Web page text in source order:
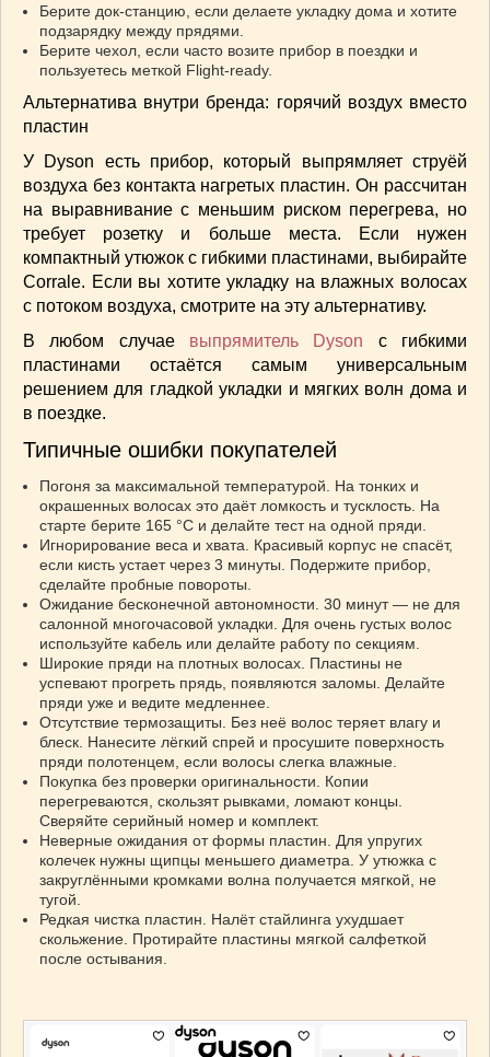
Берите док-станцию, если делаете укладку дома и хотите
подзарядку между прядями.
Берите чехол, если часто возите прибор в поездки и
пользуетесь меткой Flight-ready.
Альтернатива внутри бренда: горячий воздух вместо
пластин
У Dyson есть прибор, который выпрямляет струёй
воздуха без контакта нагретых пластин. Он рассчитан
на выравнивание с меньшим риском перегрева, но
требует розетку и больше места. Если нужен
компактный утюжок с гибкими пластинами, выбирайте
Corrale. Если вы хотите укладку на влажных волосах
с потоком воздуха, смотрите на эту альтернативу.
В любом случае выпрямитель Dyson с гибкими
пластинами остаётся самым универсальным
решением для гладкой укладки и мягких волн дома и
в поездке.
Типичные ошибки покупателей
Погоня за максимальной температурой. На тонких и
окрашенных волосах это даёт ломкость и тусклость. На
старте берите 165 °C и делайте тест на одной пряди.
Игнорирование веса и хвата. Красивый корпус не спасёт,
если кисть устает через 3 минуты. Подержите прибор,
сделайте пробные повороты.
Ожидание бесконечной автономности. 30 минут — не для
салонной многочасовой укладки. Для очень густых волос
используйте кабель или делайте работу по секциям.
Широкие пряди на плотных волосах. Пластины не
успевают прогреть прядь, появляются заломы. Делайте
пряди уже и ведите медленнее.
Отсутствие термозащиты. Без неё волос теряет влагу и
блеск. Нанесите лёгкий спрей и просушите поверхность
пряди полотенцем, если волосы слегка влажные.
Покупка без проверки оригинальности. Копии
перегреваются, скользят рывками, ломают концы.
Сверяйте серийный номер и комплект.
Неверные ожидания от формы пластин. Для упругих
колечек нужны щипцы меньшего диаметра. У утюжка с
закруглёнными кромками волна получается мягкой, не
тугой.
Редкая чистка пластин. Налёт стайлинга ухудшает
скольжение. Протирайте пластины мягкой салфеткой
после остывания.